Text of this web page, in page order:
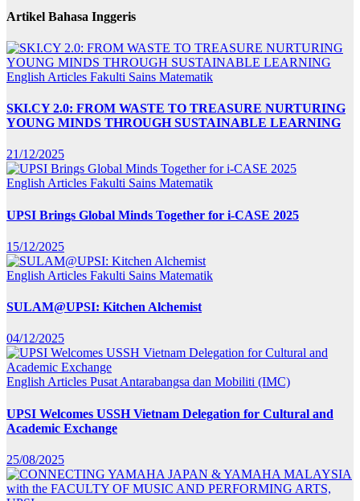
Artikel Bahasa Inggeris
English Articles Fakulti Sains Matematik
SKI.CY 2.0: FROM WASTE TO TREASURE NURTURING
YOUNG MINDS THROUGH SUSTAINABLE LEARNING
21/12/2025
English Articles Fakulti Sains Matematik
UPSI Brings Global Minds Together for i-CASE 2025
15/12/2025
English Articles Fakulti Sains Matematik
SULAM@UPSI: Kitchen Alchemist
04/12/2025
English Articles Pusat Antarabangsa dan Mobiliti (IMC)
UPSI Welcomes USSH Vietnam Delegation for Cultural and
Academic Exchange
25/08/2025